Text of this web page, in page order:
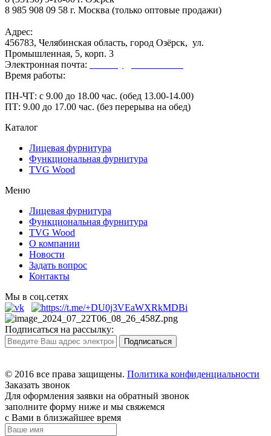
8 985 908 09 58 г. Москва (только оптовые продажи)
Адрес:
456783, Челябинская область, город Озёрск, ул.
Промышленная, 5, корп. 3
Электронная почта:
Время работы:
ПН-ЧТ: с 9.00 до 18.00 час. (обед 13.00-14.00)
ПТ: 9.00 до 17.00 час. (без перерыва на обед)
Каталог
Лицевая фурнитура
Функциональная фурнитура
TVG Wood
Меню
Лицевая фурнитура
Функциональная фурнитура
TVG Wood
О компании
Новости
Задать вопрос
Контакты
Мы в соц.сетях
Подписаться на рассылку:
© 2016 все права защищены. Политика конфиденциальности
Заказать звонок
Для оформления заявки на обратный звонок
заполните форму ниже и мы свяжемся
с Вами в близжайшее время